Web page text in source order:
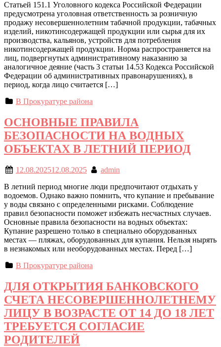
Статьей 151.1 Уголовного кодекса Российской Федерации
предусмотрена уголовная ответственность за розничную
продажу несовершеннолетним табачной продукции, табачных
изделий, никотинсодержащей продукции или сырья для их
производства, кальянов, устройств для потребления
никотинсодержащей продукции. Норма распространяется на
лиц, подвергнутых административному наказанию за
аналогичное деяние (часть 3 статьи 14.53 Кодекса Российской
Федерации об административных правонарушениях), в
период, когда лицо считается […]
В Прокуратуре района
ОСНОВНЫЕ ПРАВИЛА
БЕЗОПАСНОСТИ НА ВОДНЫХ
ОБЪЕКТАХ В ЛЕТНИЙ ПЕРИОД
12.08.202512.08.2025
admin
В летний период многие люди предпочитают отдыхать у
водоемов. Однако важно помнить, что купание и пребывание
у воды связано с определенными рисками. Соблюдение
правил безопасности поможет избежать несчастных случаев.
Основные правила безопасности на водных объектах:
Купание разрешено только в специально оборудованных
местах — пляжах, оборудованных для купания. Нельзя нырять
в незнакомых или необорудованных местах. Перед […]
В Прокуратуре района
ДЛЯ ОТКРЫТИЯ БАНКОВСКОГО
СЧЕТА НЕСОВЕРШЕННОЛЕТНЕМУ
ЛИЦУ В ВОЗРАСТЕ ОТ 14 ДО 18 ЛЕТ
ТРЕБУЕТСЯ СОГЛАСИЕ
РОДИТЕЛЕЙ